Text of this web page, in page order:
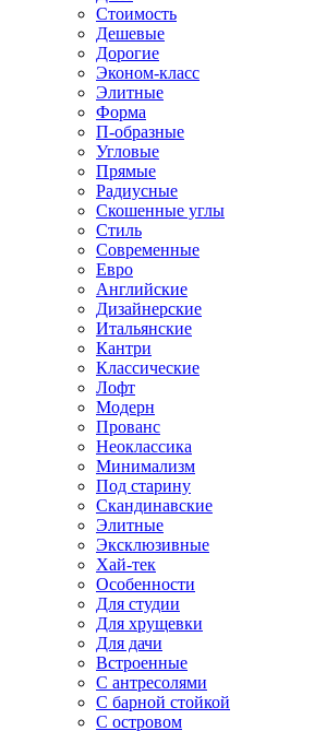
Стоимость
Дешевые
Дорогие
Эконом-класс
Элитные
Форма
П-образные
Угловые
Прямые
Радиусные
Скошенные углы
Стиль
Современные
Евро
Английские
Дизайнерские
Итальянские
Кантри
Классические
Лофт
Модерн
Прованс
Неоклассика
Минимализм
Под старину
Скандинавские
Элитные
Эксклюзивные
Хай-тек
Особенности
Для студии
Для хрущевки
Для дачи
Встроенные
С антресолями
С барной стойкой
С островом